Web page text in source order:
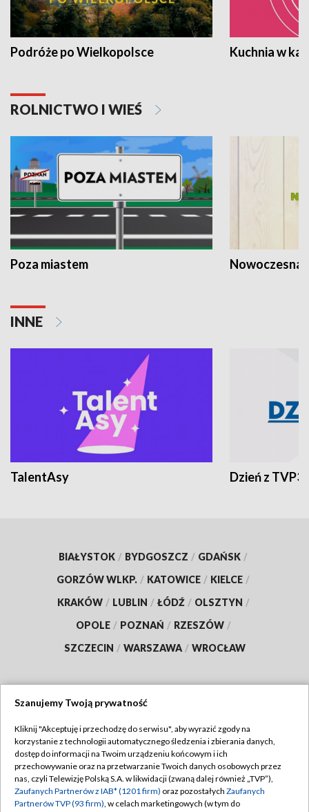
Podróże po Wielkopolsce Kuchnia w
ROLNICTWO I WIEŚ
Poza miastem Nowoczesna
INNE
TalentAsy Dzień z TVP3
BIAŁYSTOK / BYDGOSZCZ / GDAŃSK /
GORZÓW WLKP. / KATOWICE / KIELCE /
KRAKÓW / LUBLIN / ŁÓDŹ / OLSZTYN /
OPOLE / POZNAŃ / RZESZÓW /
SZCZECIN / WARSZAWA / WROCŁAW
TVP
Abonament TVP
Emisja w TVP
Regulamin TVP
Polityka prywatności
Szanujemy Twoją prywatność
Kliknij "Akceptuję i przechodzę do serwisu", aby wyrazić zgody na
korzystanie z technologii automatycznego śledzenia i zbierania danych,
dostęp do informacji na Twoim urządzeniu końcowym i ich
przechowywanie oraz na przetwarzanie Twoich danych osobowych przez
nas, czyli Telewizję Polską S.A. w likwidacji (zwaną dalej również „TVP”),
Zaufanych Partnerów z IAB* (1201 firm) oraz pozostałych Zaufanych
Partnerów TVP (93 firm), w celach marketingowych (w tym do